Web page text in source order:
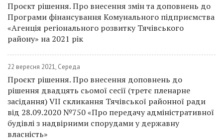
Проєкт рішення. Про внесення змін та доповнень до
Програми фінансування Комунального підприємства
«Агенція регіонального розвитку Тячівського
району» на 2021 рік
22 вересня 2021, Середа
Проєкт рішення. Про внесення доповнень до
рішення двадцять сьомої сесії (третє пленарне
засідання) VII скликання Тячівської районної ради
від 28.09.2020 №750 «Про передачу адміністративної
будівлі з надвірними спорудами у державну
власність»